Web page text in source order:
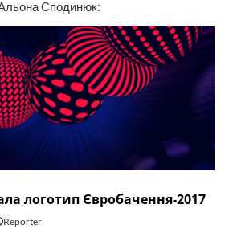
Сподинюк:
логотип Євробачення-2017
Reporter